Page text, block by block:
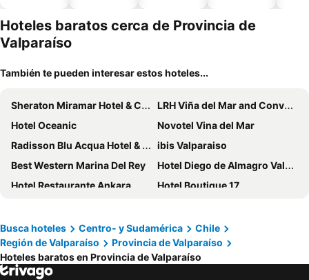
mascotas
Hoteles baratos cerca de Provincia de
Valparaíso
También te pueden interesar estos hoteles...
Sheraton Miramar Hotel & Convention Center
LRH Viña del Mar and Convention Center
Hotel Oceanic
Novotel Vina del Mar
Radisson Blu Acqua Hotel & Spa Concon
ibis Valparaiso
Best Western Marina Del Rey
Hotel Diego de Almagro Valparaíso
Hotel Restaurante Ankara
Hotel Boutique 17
Yachting Hotel Quintero
Enjoy Viña Del Mar
Hotel Mae
Hotel Bosque de Reñaca
Hotel Vista Hermosa 17
Hotel Capric
Busca hoteles Centro- y Sudamérica
Chile
Región de Valparaíso
Provincia de Valparaíso
Hoteles baratos en Provincia de Valparaíso